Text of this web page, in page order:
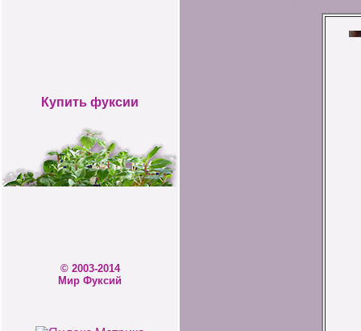
Купить фуксии
© 2003-2014
Мир Фуксий